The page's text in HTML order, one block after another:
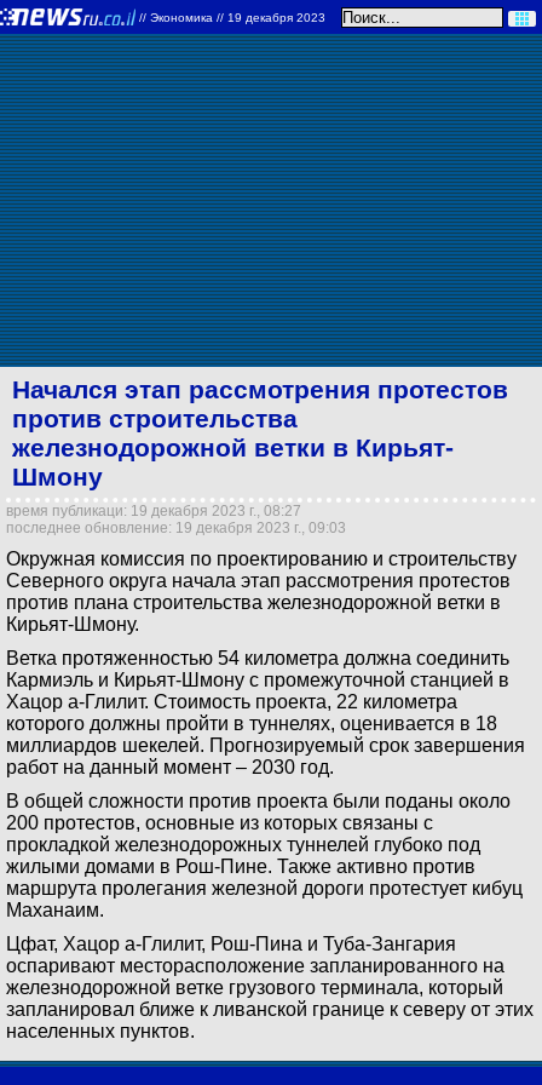
// Экономика // 19 декабря 2023
Начался этап рассмотрения протестов
против строительства
железнодорожной ветки в Кирьят-
Шмону
время публикаци: 19 декабря 2023 г., 08:27
последнее обновление: 19 декабря 2023 г., 09:03
Окружная комиссия по проектированию и строительству
Северного округа начала этап рассмотрения протестов
против плана строительства железнодорожной ветки в
Кирьят-Шмону.
Ветка протяженностью 54 километра должна соединить
Кармиэль и Кирьят-Шмону с промежуточной станцией в
Хацор а-Глилит. Стоимость проекта, 22 километра
которого должны пройти в туннелях, оценивается в 18
миллиардов шекелей. Прогнозируемый срок завершения
работ на данный момент – 2030 год.
В общей сложности против проекта были поданы около
200 протестов, основные из которых связаны с
прокладкой железнодорожных туннелей глубоко под
жилыми домами в Рош-Пине. Также активно против
маршрута пролегания железной дороги протестует кибуц
Маханаим.
Цфат, Хацор а-Глилит, Рош-Пина и Туба-Зангария
оспаривают месторасположение запланированного на
железнодорожной ветке грузового терминала, который
запланировал ближе к ливанской границе к северу от этих
населенных пунктов.